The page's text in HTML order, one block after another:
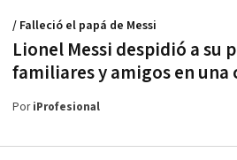
Lionel Messi despidió a su
familiares y amigos en
/ Falleció el papá de Messi
PoriProfesional